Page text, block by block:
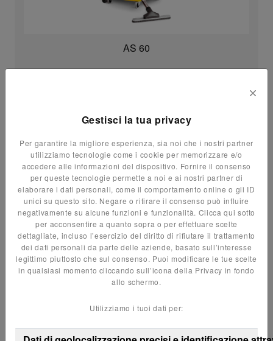
Gestisci la tua privacy
Per garantire la migliore esperienza, sia noi che i nostri partner
utilizziamo tecnologie come i cookie per memorizzare e/o
accedere alle informazioni del dispositivo. Fornire il consenso
per queste tecnologie permette a noi e ai nostri partner di
elaborare i dati personali, come il comportamento online o gli ID
unici su questo sito. Negare o ritirare il consenso può influire
negativamente su alcune funzioni e funzionalità. Clicca qui sotto
per acconsentire a quanto sopra o per effettuare scelte
dettagliate, incluso l’esercizio del diritto di rifiutare il trattamento
dei dati personali da parte delle aziende, basato sull’interesse
legittimo piuttosto che sul consenso. Puoi modificare le tue scelte
in qualsiasi momento cliccando sull’icona della Privacy in fondo
allo schermo.
Utilizziamo i tuoi dati per:
AS 60
AS 400
SOLIDI-LIQUIDI